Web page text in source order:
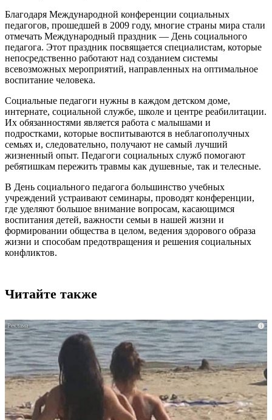
Благодаря Международной конференции социальных
педагогов, прошедшей в 2009 году, многие страны мира стали
отмечать Международный праздник — День социального
педагога. Этот праздник посвящается специалистам, которые
непосредственно работают над созданием системы
всевозможных мероприятий, направленных на оптимальное
воспитание человека.
Социальные педагоги нужны в каждом детском доме,
интернате, социальной службе, школе и центре реабилитации.
Их обязанностями является работа с малышами и
подростками, которые воспитываются в неблагополучных
семьях и, следовательно, получают не самый лучший
жизненный опыт. Педагоги социальных служб помогают
ребятишкам пережить травмы как душевные, так и телесные.
В День социального педагога большинство учебных
учреждений устраивают семинары, проводят конференции,
где уделяют большое внимание вопросам, касающимся
воспитания детей, важности семьи в нашей жизни и
формировании общества в целом, ведения здорового образа
жизни и способам предотвращения и решения социальных
конфликтов.
Читайте также
i